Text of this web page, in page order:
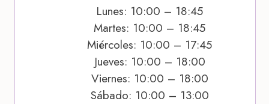
Lunes: 10:00 – 18:45
Martes: 10:00 – 18:45
Miércoles: 10:00 – 17:45
Jueves: 10:00 – 18:00
Viernes: 10:00 – 18:00
Sábado: 10:00 – 13:00